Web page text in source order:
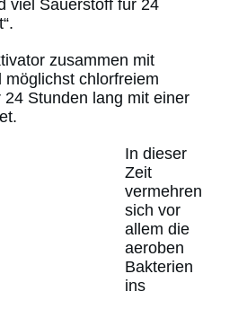
viel Sauerstoff für 24
zusammen mit
möglichst chlorfreiem
24 Stunden lang mit einer
In dieser
Zeit
vermehren
sich vor
allem die
aeroben
Bakterien
ins